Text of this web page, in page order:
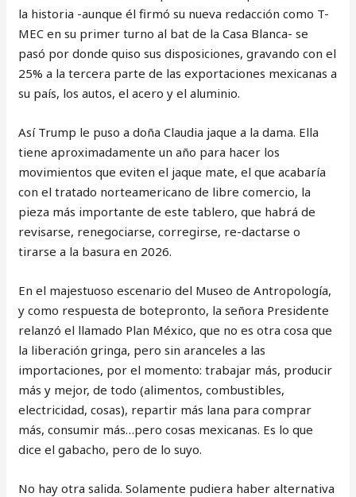
la historia -aunque él firmó su nueva redacción como T-
MEC en su primer turno al bat de la Casa Blanca- se
pasó por donde quiso sus disposiciones, gravando con el
25% a la tercera parte de las exportaciones mexicanas a
su país, los autos, el acero y el aluminio.
Así Trump le puso a doña Claudia jaque a la dama. Ella
tiene aproximadamente un año para hacer los
movimientos que eviten el jaque mate, el que acabaría
con el tratado norteamericano de libre comercio, la
pieza más importante de este tablero, que habrá de
revisarse, renegociarse, corregirse, re-dactarse o
tirarse a la basura en 2026.
En el majestuoso escenario del Museo de Antropología,
y como respuesta de botepronto, la señora Presidente
relanzó el llamado Plan México, que no es otra cosa que
la liberación gringa, pero sin aranceles a las
importaciones, por el momento: trabajar más, producir
más y mejor, de todo (alimentos, combustibles,
electricidad, cosas), repartir más lana para comprar
más, consumir más…pero cosas mexicanas. Es lo que
dice el gabacho, pero de lo suyo.
No hay otra salida. Solamente pudiera haber alternativa